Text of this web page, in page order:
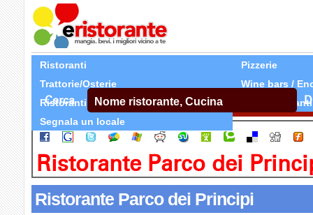
Ristoranti
Pizzerie
Trattorie/Osterie
Wine bars /
Ristoranti Etnici
Tutti Ristoranti
Segnala un locale
Cerca
Ristorante Parco dei
Ristorante Parco dei Principi